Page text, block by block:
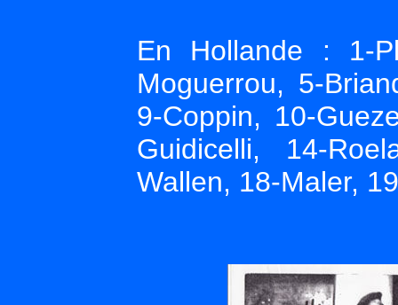
En Hollande : 1-
Moguerrou, 5-
9-Coppin, 10-
Guidicelli, 14-
Wallen, 18-Maler,